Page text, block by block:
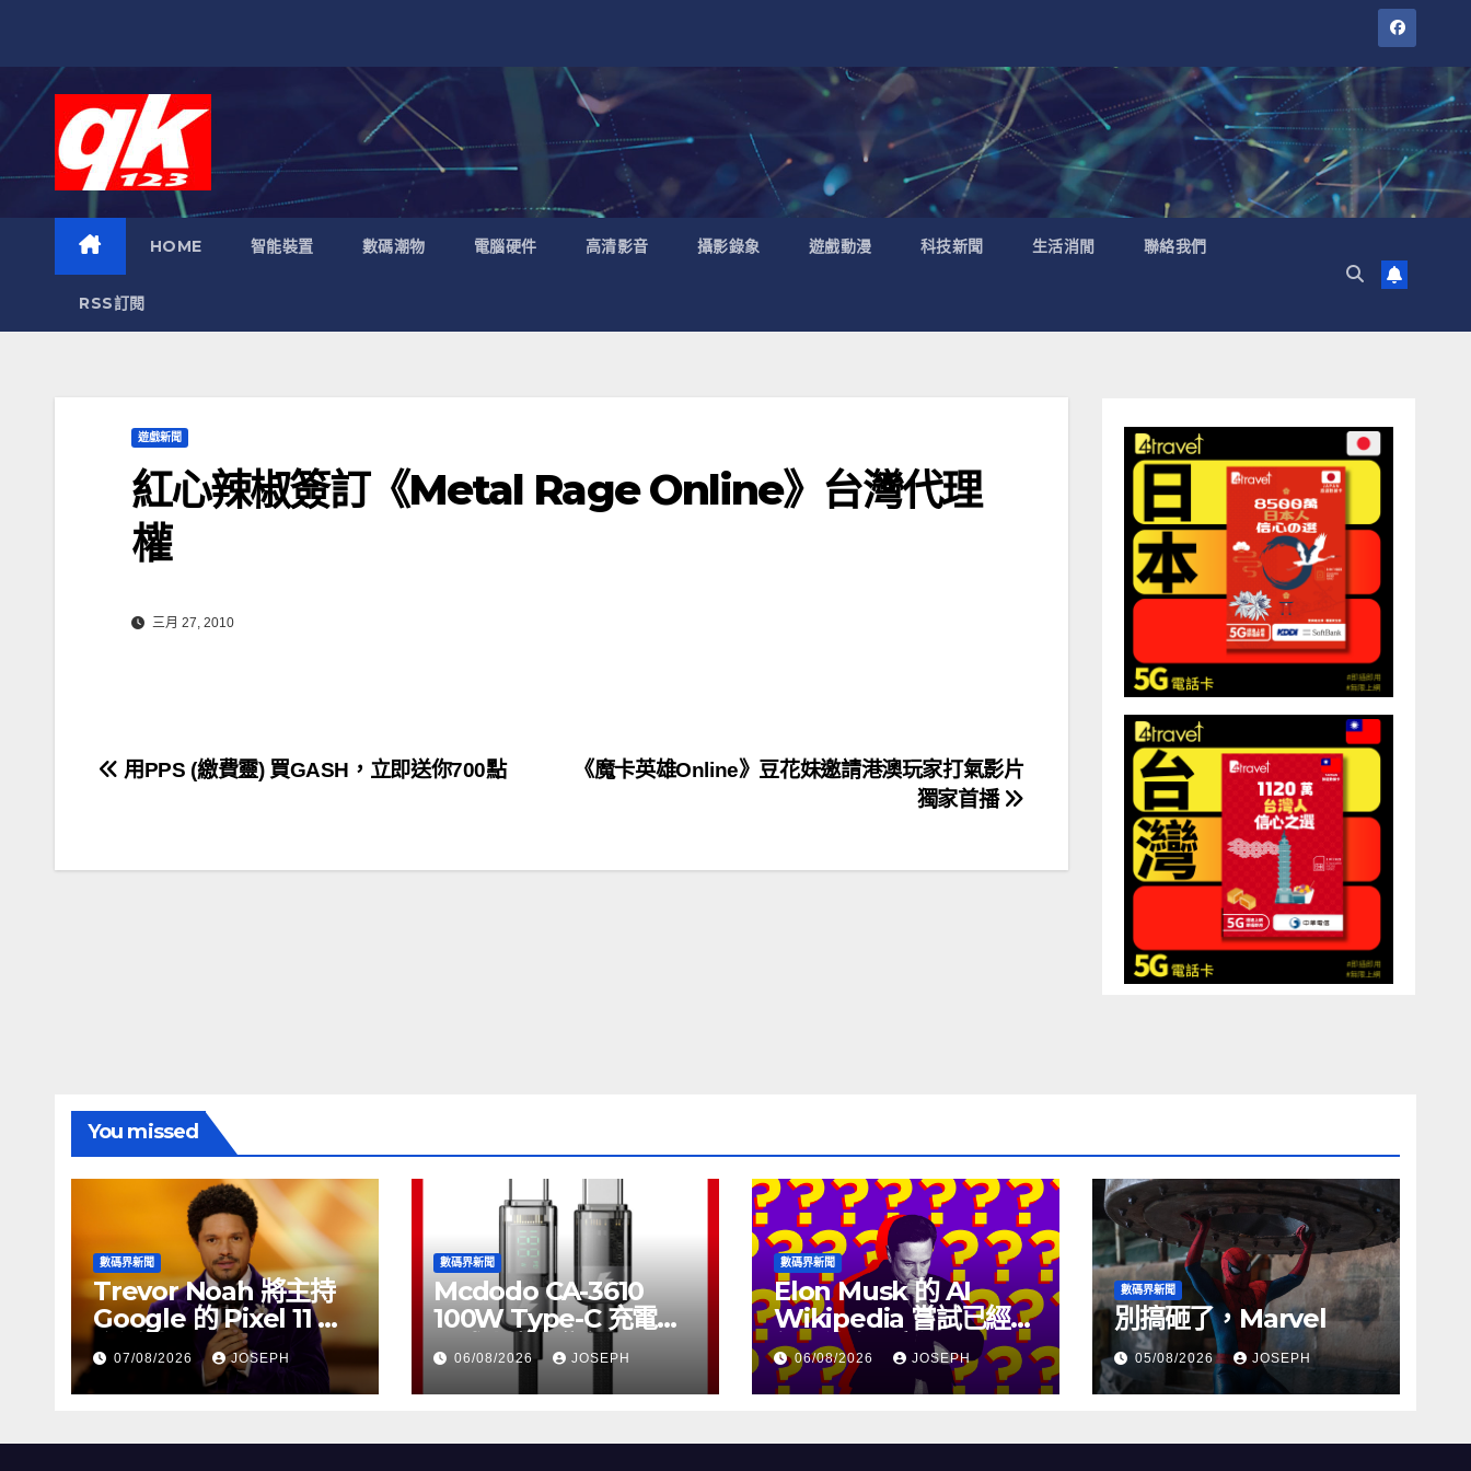
HOME 智能裝置 數碼潮物 電腦硬件 高清影音 攝影錄象 遊戲動漫 科技新聞 生活消閒 聯絡我們
RSS訂閱
遊戲新聞
紅心辣椒簽訂《Metal Rage Online》台灣代理
權
三月 27, 2010
文
導
《魔卡英雄Online》豆花妹邀請港澳玩家打氣影片
獨家首播
用PPS (繳費靈) 買GASH，立即送你700點
You missed
數碼界新聞
Trevor Noah 將主持
Google 的 Pixel 11 推
介活動
07/08/2026 JOSEPH
數碼界新聞
Mcdodo CA-3610
100W Type-C 充電線
正式上市，售價
HK$115
06/08/2026 JOSEPH
數碼界新聞
Elon Musk 的 AI
Wikipedia 嘗試已經幾
個月沒有更新了
06/08/2026 JOSEPH
數碼界新聞
別搞砸了，Marvel
05/08/2026 JOSEPH